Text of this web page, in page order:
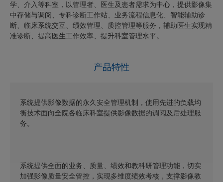
学、介入等科室，以管理者、医生及患者需求为中心，提供影像集
中存储与调阅、专科诊断工作站、业务流程信息化、智能辅助诊
断、临床系统交互、绩效管理、质控管理等服务，辅助医生实现精
准诊断、提高医生工作效率、提升科室管理水平。
产品特性
系统提供影像数据的永久安全管理机制，使用先进的负载均
衡技术面向全院各临床科室提供影像数据的调阅及后处理服
务。
系统提供全面的业务、质量、绩效和教科研管理功能，切实
加强影像质量安全管控，实现多维度绩效考核，支撑影像教